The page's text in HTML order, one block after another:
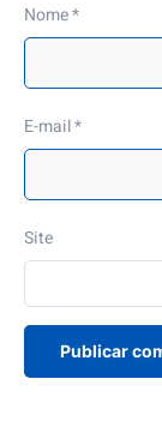
Nome*
E-mail*
Site